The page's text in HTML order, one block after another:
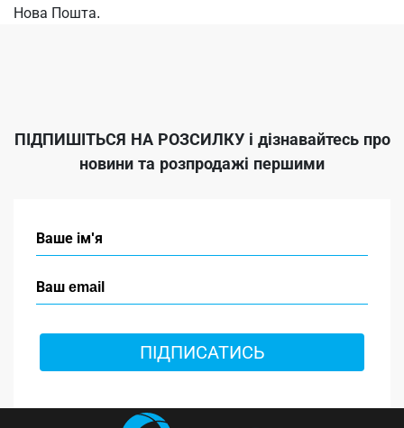
Нова Пошта.
ПІДПИШІТЬСЯ НА РОЗСИЛКУі дізнавайтесь про
новини та розпродажі першими
ПІДПИСАТИСЬ